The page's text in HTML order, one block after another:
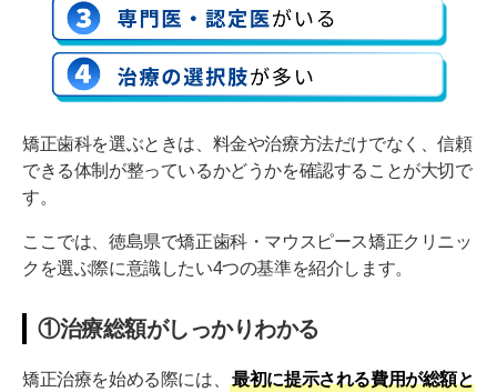
【徳島市】ひかり歯科
【徳島市】米沢歯科クリニック
【徳島市】仲之町ニコニコKamKam歯科・矯正歯科
【徳島市】喜多デンタルクリニック
【藍住町】斎藤歯科医院
【平均3ヶ月で矯正】Oh my teeth導入クリニック
矯正歯科を選ぶときは、料金や治療方法だけでなく、信頼
できる体制が整っているかどうかを確認することが大切で
す。
ここでは、徳島県で矯正歯科・マウスピース矯正クリニッ
クを選ぶ際に意識したい4つの基準を紹介します。
①治療総額がしっかりわかる
矯正治療を始める際には、
最初に提示される費用が総額と